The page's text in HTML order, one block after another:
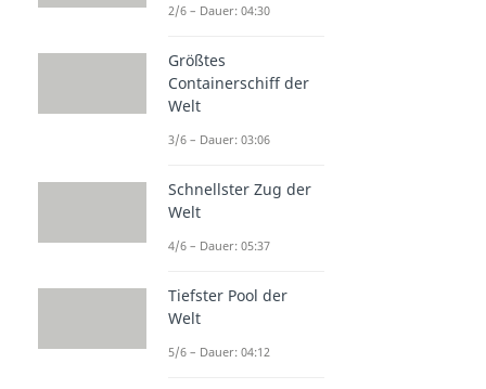
2/6 – Dauer: 04:30
Größtes
Containerschiff der
Welt
3/6 – Dauer: 03:06
Schnellster Zug der
Welt
4/6 – Dauer: 05:37
Tiefster Pool der
Welt
5/6 – Dauer: 04:12